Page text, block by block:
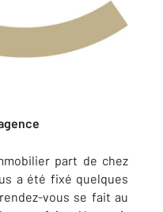
part de chez
a été fixé quelques
vous se fait au